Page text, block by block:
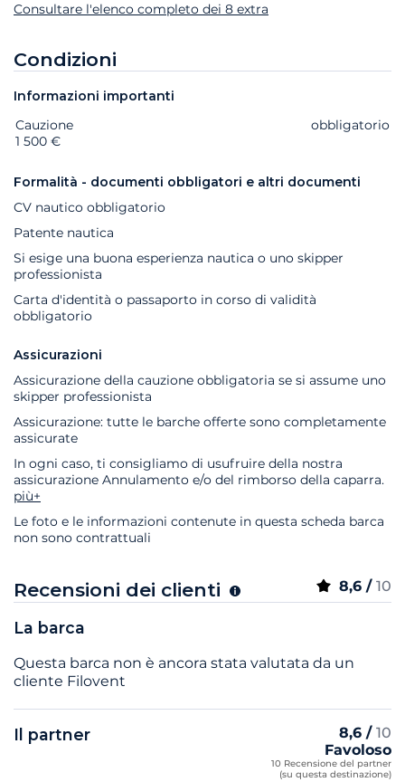
Consultare l'elenco completo dei 8 extra
Condizioni
Informazioni importanti
Extra Stato
Cauzione
obbligatorio
1 500 €
Formalità - documenti obbligatori e altri documenti
CV nautico obbligatorio
Patente nautica
Si esige una buona esperienza nautica o uno skipper
professionista
Carta d'identità o passaporto in corso di validità
obbligatorio
Assicurazioni
Assicurazione della cauzione obbligatoria se si assume uno
skipper professionista
Assicurazione: tutte le barche offerte sono completamente
assicurate
In ogni caso, ti consigliamo di usufruire della nostra
assicurazione Annulamento e/o del rimborso della caparra.
più+
Le foto e le informazioni contenute in questa scheda barca
non sono contrattuali
Recensioni dei clienti 8,6 / 10
La barca
Questa barca non è ancora stata valutata da un
cliente Filovent
Il partner 8,6 / 10
Favoloso
10 Recensione del partner
(su questa destinazione)